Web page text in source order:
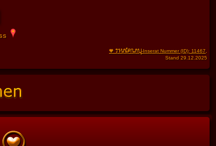
🧡 THAIFRAU-Inserat Nummer (ID): 11467,
Stand 29.12.2025